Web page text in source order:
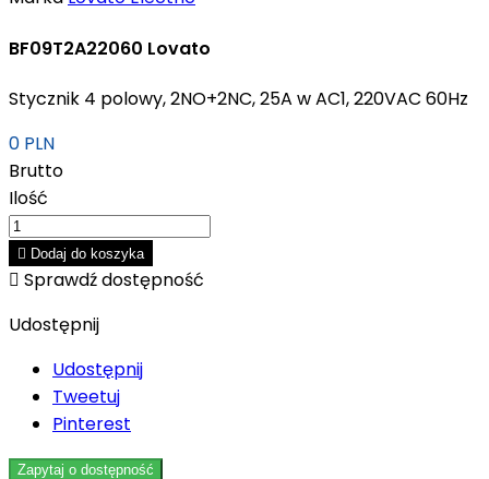
BF09T2A22060 Lovato
Stycznik 4 polowy, 2NO+2NC, 25A w AC1, 220VAC 60Hz
0 PLN
Brutto
Ilość
 Dodaj do koszyka
 Sprawdź dostępność
Udostępnij
Udostępnij
Tweetuj
Pinterest
Zapytaj o dostępność